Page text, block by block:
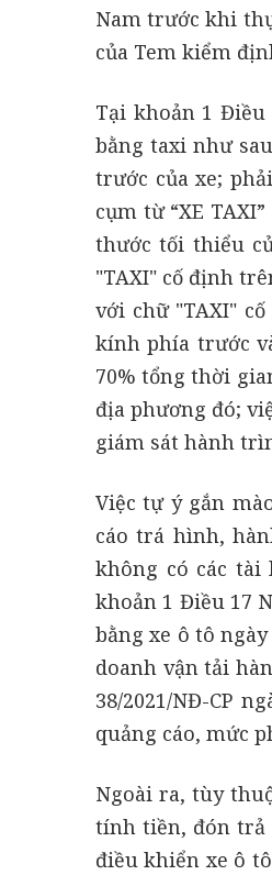
Nam trước khi
của Tem kiểm
Tại khoản 1 Điều
bằng taxi như
trước của xe;
cụm từ “XE
thước tối thiểu
"TAXI" cố định
với chữ "TAXI"
kính phía trước
70% tổng thời
địa phương đó;
giám sát hành
Việc tự ý gắn
cáo trá hình,
không có các
khoản 1 Điều 17
bằng xe ô tô
doanh vận tải
38/2021/NĐ-CP
quảng cáo, mức
Ngoài ra, tùy
tính tiền, đón trả
điều khiển xe ô